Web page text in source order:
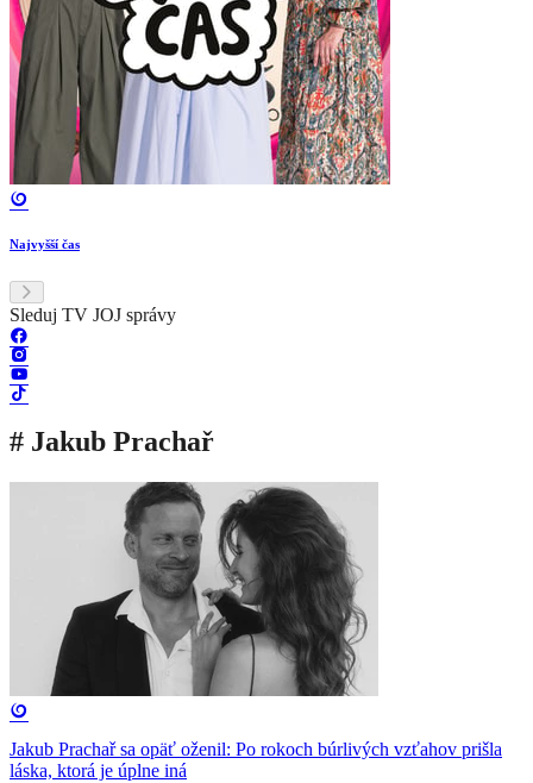
Najvyšší čas
Sleduj TV JOJ správy
# Jakub Prachař
Jakub Prachař sa opäť oženil: Po rokoch búrlivých vzťahov prišla
láska, ktorá je úplne iná